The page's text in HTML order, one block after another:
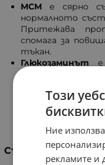
MCM е сярно
нормалното
Притежава
спомага за
тъкан.
Глюкозаминът е
нормализиране
Състав
Този
Ние
рекламите и